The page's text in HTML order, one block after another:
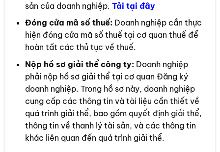
sản của doanh nghiệp. Tải tại đây
Đóng cửa mã số thuế: Doanh nghiệp cần thực
hiện đóng cửa mã số thuế tại cơ quan thuế để
hoàn tất các thủ tục về thuế.
Nộp hồ sơ giải thể công ty: Doanh nghiệp
phải nộp hồ sơ giải thể tại cơ quan Đăng ký
doanh nghiệp. Trong hồ sơ này, doanh nghiệp
cung cấp các thông tin và tài liệu cần thiết về
quá trình giải thể, bao gồm quyết định giải thể,
thông tin về thanh lý tài sản, và các thông tin
khác liên quan đến quá trình giải thể.